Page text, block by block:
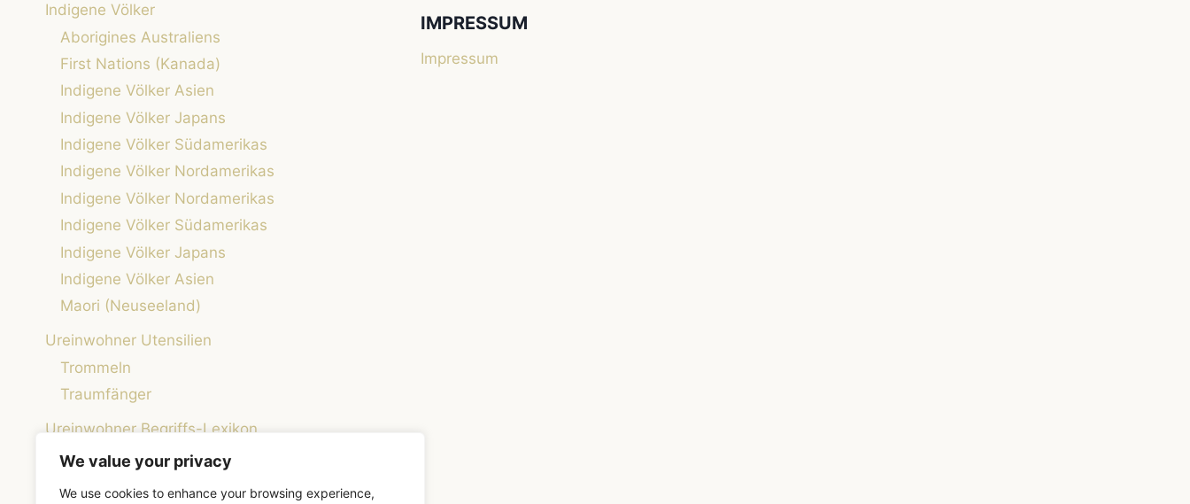
We value your privacy
We use cookies to enhance your browsing experience,
Indigene Völker
Aborigines Australiens
First Nations (Kanada)
Indigene Völker Asien
Indigene Völker Japans
Indigene Völker Südamerikas
Indigene Völker Nordamerikas
Indigene Völker Nordamerikas
Indigene Völker Südamerikas
Indigene Völker Japans
Indigene Völker Asien
Maori (Neuseeland)
Ureinwohner Utensilien
Trommeln
Traumfänger
Ureinwohner Begriffs-Lexikon
Weisheiten der Ureinwohner
IMPRESSUM
Impressum